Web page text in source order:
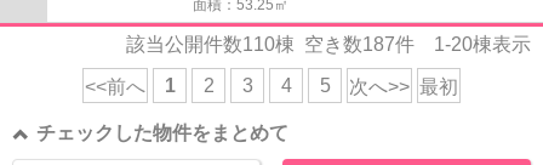
面積：53.25㎡
該当公開件数110棟 空き数187件 1-20棟表示
<<前へ 1 2 3 4 5 次へ>> 最初
チェックした物件をまとめて